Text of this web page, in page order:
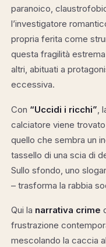
paranoico,
l’investigatore
propria ferita come
questa fragilità
altri, abituati a
eccessiva.
Con “Uccidi i ricchi”
calciatore viene
quello che sembra un
tassello di una scia di
Sullo sfondo, uno
– trasforma la rabbia
Qui la narrativa crime
frustrazione
mescolando la caccia